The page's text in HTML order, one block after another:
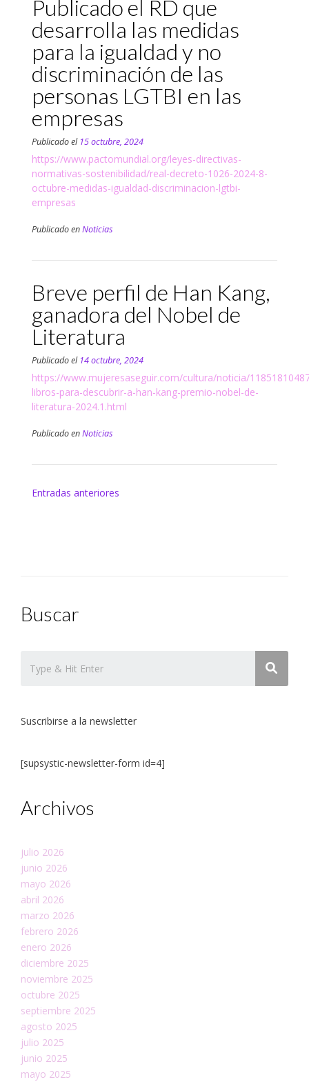
Publicado el RD que
desarrolla las medidas
para la igualdad y no
discriminación de las
personas LGTBI en las
empresas
Publicado el 15 octubre, 2024
https://www.pactomundial.org/leyes-directivas-
normativas-sostenibilidad/real-decreto-1026-2024-8-
octubre-medidas-igualdad-discriminacion-lgtbi-
empresas
Publicado enNoticias
Breve perfil de Han Kang,
ganadora del Nobel de
Literatura
Publicado el 14 octubre, 2024
https://www.mujeresaseguir.com/cultura/noticia/
libros-para-descubrir-a-han-kang-premio-nobel-de-
literatura-2024.1.html
Publicado enNoticias
Navegación
Entradas anteriores
Buscar
Suscribirse a la newsletter
[supsystic-newsletter-form id=4]
Archivos
julio 2026
junio 2026
mayo 2026
abril 2026
marzo 2026
febrero 2026
enero 2026
diciembre 2025
noviembre 2025
octubre 2025
septiembre 2025
agosto 2025
julio 2025
junio 2025
mayo 2025